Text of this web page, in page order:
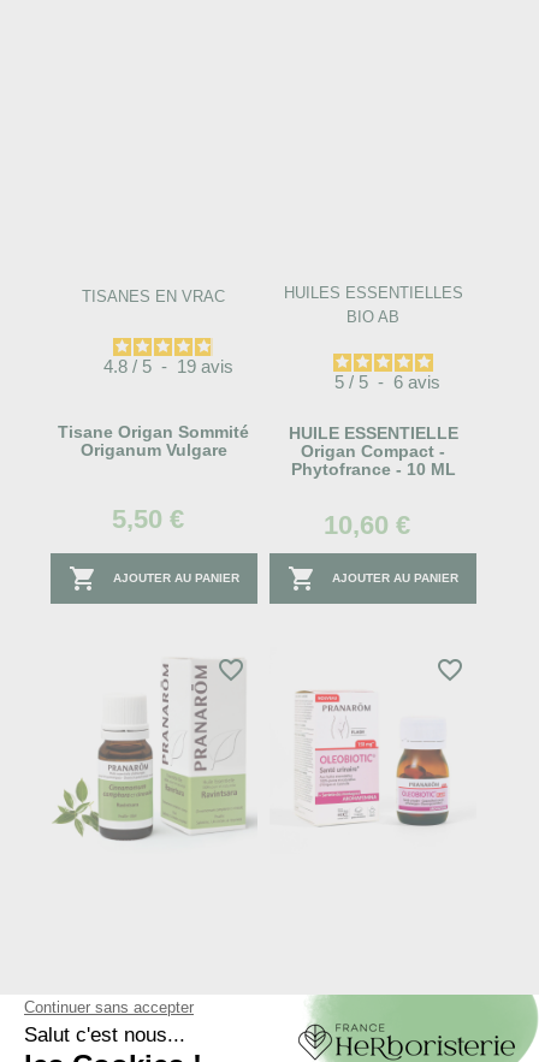
TISANES EN VRAC
4.8 / 5 - 19 avis
Tisane Origan Sommité
Origanum Vulgare
5,50 €
 AJOUTER AU PANIER
HUILES ESSENTIELLES
BIO AB
5 / 5 - 6 avis
HUILE ESSENTIELLE
Origan Compact -
Phytofrance - 10 ML
10,60 €
 AJOUTER AU PANIER
favorite_border favorite_border